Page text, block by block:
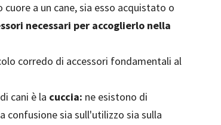
a un cane, sia esso acquistato o
necessari per accoglierlo nella
corredo di accessori fondamentali al
cani è la cuccia: ne esistono di
sia sull'utilizzo sia sulla